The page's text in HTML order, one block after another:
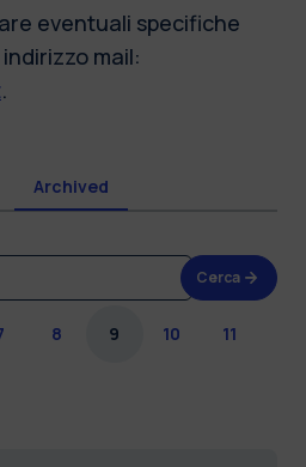
eventuali specifiche
mail:
.
Archived
Cerca
8 9 10 11